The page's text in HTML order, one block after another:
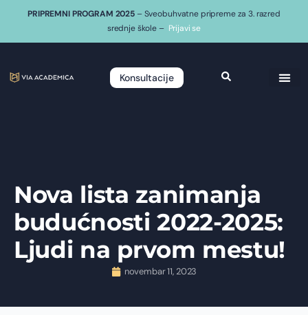
PRIPREMNI PROGRAM 2025 – Sveobuhvatne pripreme za 3. razred
srednje škole – Prijavi se
Konsultacije
Nova lista zanimanja
budućnosti 2022-2025:
Ljudi na prvom mestu!
novembar 11, 2023